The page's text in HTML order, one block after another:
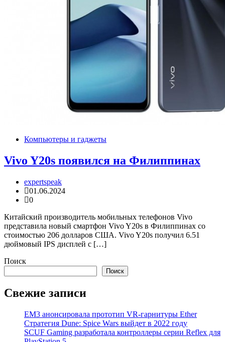
Компьютеры и гаджеты
Vivo Y20s появился на Филиппинах
expertspeak
01.06.2024
0
Китайский производитель мобильных телефонов Vivo
представила новый смартфон Vivo Y20s в Филиппинах со
стоимостью 206 долларов США. Vivo Y20s получил 6.51
дюймовый IPS дисплей с […]
Поиск
Поиск
Свежие записи
EM3 анонсировала прототип VR-гарнитуры Ether
Стратегия Dune: Spice Wars выйдет в 2022 году
SCUF Gaming разработала контроллеры серии Reflex для